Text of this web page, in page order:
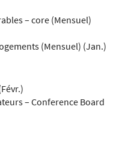
– core (Mensuel)
(Mensuel) (Jan.)
– Conference Board